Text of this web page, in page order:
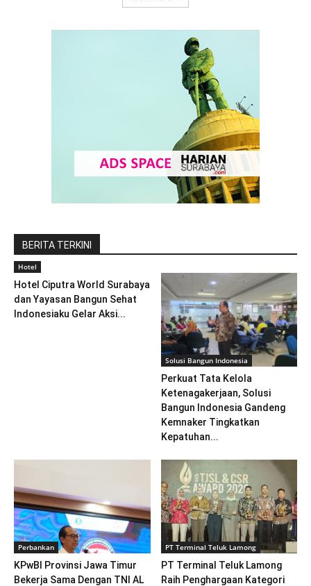
BERITA TERKINI
Hotel
Hotel Ciputra World Surabaya
dan Yayasan Bangun Sehat
Indonesiaku Gelar Aksi...
Solusi Bangun Indonesia
Perkuat Tata Kelola
Ketenagakerjaan, Solusi
Bangun Indonesia Gandeng
Kemnaker Tingkatkan
Kepatuhan...
Perbankan
KPwBI Provinsi Jawa Timur
Bekerja Sama Dengan TNI AL
PT Terminal Teluk Lamong
PT Terminal Teluk Lamong
Raih Penghargaan Kategori